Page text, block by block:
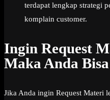
terdapat lengkap strategi
komplain customer.
Ingin Request
Maka Anda Bisa
Jika Anda ingin Request Materi